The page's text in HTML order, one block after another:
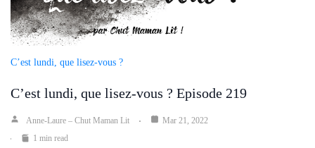
C’est lundi, que lisez-vous ?
C’est lundi, que lisez-vous ? Episode 219
Anne-Laure – Chut Maman Lit
Mar 21, 2022
1 min read